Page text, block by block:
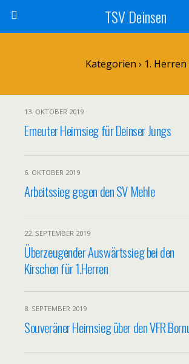
TSV Deinsen
Kategorien › 1. Herren
13. OKTOBER 2019
Erneuter Heimsieg für Deinser Jungs
6. OKTOBER 2019
Arbeitssieg gegen den SV Mehle
22. SEPTEMBER 2019
Überzeugender Auswärtssieg bei den
Kirschen für 1.Herren
8. SEPTEMBER 2019
Souveräner Heimsieg über den VFR